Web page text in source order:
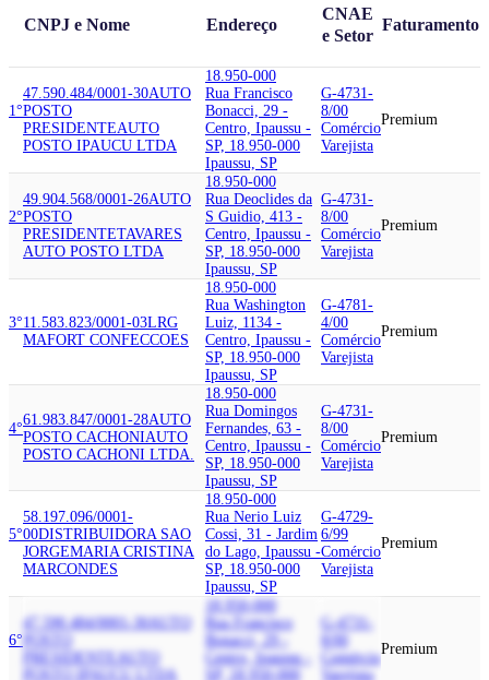
CNPJ e Nome Endereço
CNAE
e Setor
Faturamento
1°
47.590.484/0001-30AUTO
POSTO
PRESIDENTEAUTO
POSTO IPAUCU LTDA
18.950-000
Rua Francisco
Bonacci, 29 -
Centro, Ipaussu -
SP, 18.950-000
Ipaussu, SP
G-4731-
8/00
Comércio
Varejista
Premium
2°
49.904.568/0001-26AUTO
POSTO
PRESIDENTETAVARES
AUTO POSTO LTDA
18.950-000
Rua Deoclides da
S Guidio, 413 -
Centro, Ipaussu -
SP, 18.950-000
Ipaussu, SP
G-4731-
8/00
Comércio
Varejista
Premium
3°11.583.823/0001-03LRG
MAFORT CONFECCOES
18.950-000
Rua Washington
Luiz, 1134 -
Centro, Ipaussu -
SP, 18.950-000
Ipaussu, SP
G-4781-
4/00
Comércio
Varejista
Premium
4°
61.983.847/0001-28AUTO
POSTO CACHONIAUTO
POSTO CACHONI LTDA.
18.950-000
Rua Domingos
Fernandes, 63 -
Centro, Ipaussu -
SP, 18.950-000
Ipaussu, SP
G-4731-
8/00
Comércio
Varejista
Premium
5°
58.197.096/0001-
00DISTRIBUIDORA SAO
JORGEMARIA CRISTINA
MARCONDES
18.950-000
Rua Nerio Luiz
Cossi, 31 - Jardim
do Lago, Ipaussu -
SP, 18.950-000
Ipaussu, SP
G-4729-
6/99
Comércio
Varejista
Premium
6°
47.590.484/0001-30AUTO
PRESIDENTEAUTO
POSTO IPAUCU LTDA
18.950-000
Rua Francisco
Bonacci, 29 -
Centro, Ipaussu -
SP, 18.950-000
G-4731-
8/00
Comércio
Varejista
Premium